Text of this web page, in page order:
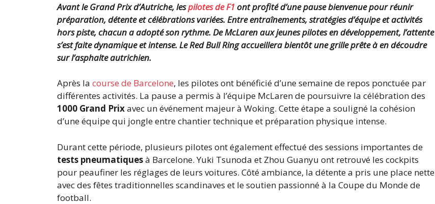
Avant le Grand Prix d’Autriche, lespilotes de F1ont profité d’une pause bienvenue pour réunir
préparation, détente et célébrations variées. Entre entraînements, stratégies d’équipe et activités
hors piste, chacun a adopté son rythme. De McLaren aux jeunes pilotes en développement, l’attente
s’est faite dynamique et intense. Le Red Bull Ring accueillera bientôt une grille prête à en découdre
sur l’asphalte autrichien.
Après la course de Barcelone, les pilotes ont bénéficié d’une semaine de repos ponctuée par
différentes activités. La pause a permis à l’équipe McLaren de poursuivre la célébration des
1000 Grand Prixavec un événement majeur à Woking. Cette étape a souligné la cohésion
d’une équipe qui jongle entre chantier technique et préparation physique intense.
Durant cette période, plusieurs pilotes ont également effectué des sessions importantes de
tests pneumatiquesà Barcelone. Yuki Tsunoda et Zhou Guanyu ont retrouvé les cockpits
pour peaufiner les réglages de leurs voitures. Côté ambiance, la détente a pris une place nette
avec des fêtes traditionnelles scandinaves et le soutien passionné à la Coupe du Monde de
football.